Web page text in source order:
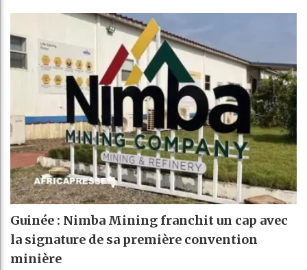
Guinée : Nimba Mining franchit un cap avec
la signature de sa première convention
minière